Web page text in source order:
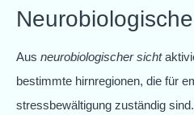
Aus neurobiologischer sicht
bestimmte hirnregionen, die für
stressbewältigung zuständig